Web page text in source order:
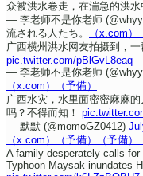
众被洪水卷走，在湍急的洪水
— 李老师不是你老师
流される人たち。
（x.com）
广西横州洪水 网友拍摄到，
pic.twitter.com/pBlGvL8eaq
— 李老师不是你老师
（x.com）
（予備）
广西水灾，水里面密密麻麻
吗？不得而知！
— 默默 (@momoGZ0412)
（x.com）
（予備） （予備）
A family desperately calls
Typhoon Maysak inundates